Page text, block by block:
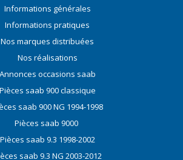
Informations générales
Informations pratiques
Nos marques distribuées
Nos réalisations
Annonces occasions saab
Pièces saab 900 classique
saab 900 NG 1994-1998
Pièces saab 9000
Pièces saab 9.3 1998-2002
saab 9.3 NG 2003-2012